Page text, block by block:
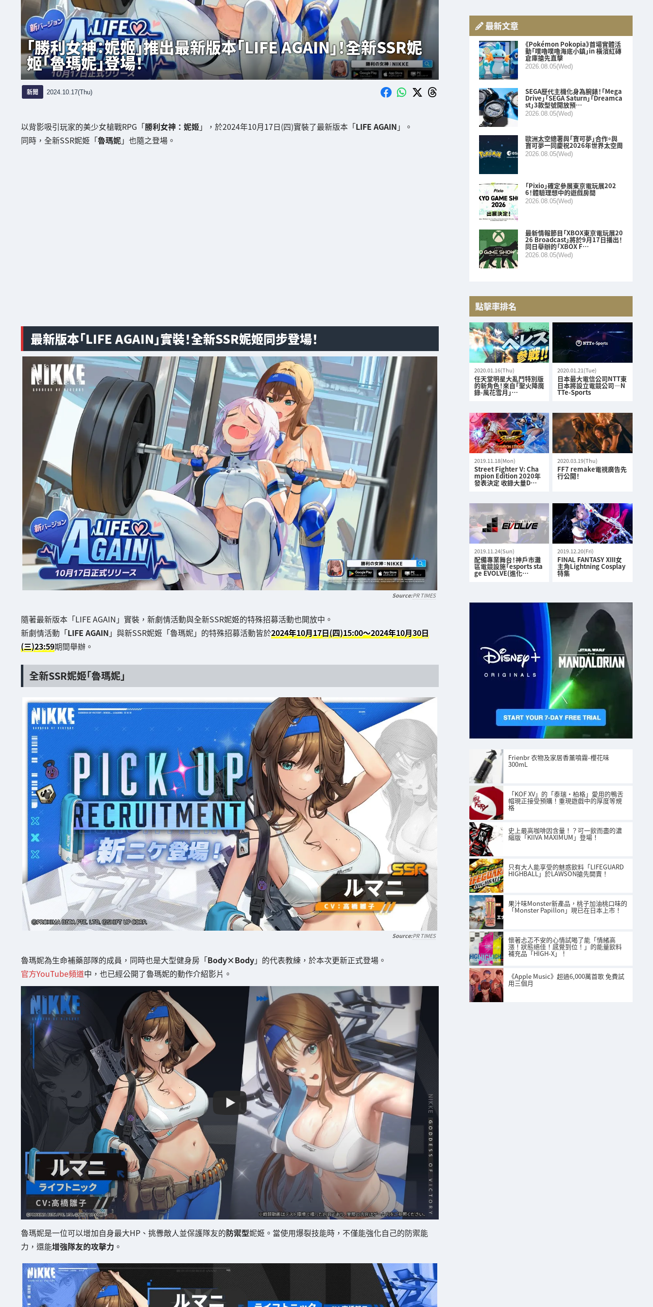
「勝利女神：妮姬」推出最新版本「LIFE AGAIN」！全新SSR妮
姬「魯瑪妮」登場！
新聞 2024.10.17(Thu)
以背影吸引玩家的美少女槍戰RPG「勝利女神：妮姬」，於2024年10月17日(四)實裝了最新版本「LIFE AGAIN 」。
同時，全新SSR妮姬「魯瑪妮」也隨之登場。
最新版本「LIFE AGAIN」實裝！全新SSR妮姬同步登場！
PR TIMES
隨著最新版本「LIFE AGAIN」實裝，新劇情活動與全新SSR妮姬的特殊招募活動也開放中。
新劇情活動「LIFE AGAIN 」與新SSR妮姬「魯瑪妮」的特殊招募活動皆於2024年10月17日(四)15:00～2024年10月30日
(三)23:59期間舉辦。
全新SSR妮姬「魯瑪妮」
PR TIMES
魯瑪妮為生命補藥部隊的成員，同時也是大型健身房「Body×Body」的代表教練，於本次更新正式登場。
官方YouTube頻道中，也已經公開了魯瑪妮的動作介紹影片。
魯瑪妮是一位可以增加自身最大HP、挑釁敵人並保護隊友的防禦型妮姬。當使用爆裂技能時，不僅能強化自己的防禦能
力，還能增強隊友的攻擊力 。
最新文章
《Pokémon Pokopia》首場實體活
動「噗嚕噗嚕海底小鎮」in 橫濱紅磚
倉庫搶先直擊
2026.08.05(Wed)
SEGA歷代主機化身為腕錶！「Mega
Drive」「SEGA Saturn」「Dreamca
st」3款型號開放預…
2026.08.05(Wed)
歐洲太空總署與「寶可夢」合作。與
寶可夢一同慶祝2026年世界太空周
2026.08.05(Wed)
「Pixio」確定參展東京電玩展202
6！體驗理想中的遊戲房間
2026.08.05(Wed)
最新情報節目「XBOX東京電玩展20
26 Broadcast」將於9月17日播出！
同日舉辦的「XBOX F…
2026.08.05(Wed)
點擊率排名
2020.01.16(Thu)
任天堂明星大亂鬥特別版
的新角色！來自「聖火降魔
錄-風花雪月」…
2020.01.21(Tue)
日本最大電信公司NTT東
日本將設立電競公司—N
TTe-Sports
2019.11.18(Mon)
Street Fighter V: Cha
mpion Edition 2020年
發表決定 收錄大量D…
2020.03.19(Thu)
FF7 remake電視廣告先
行公開！
2019.11.24(Sun)
配備專業舞台！神戶市灘
區電競設施「esports sta
ge EVOLVE(進化…
2019.12.20(Fri)
FINAL FANTASY XIII女
主角Lightning Cosplay
特集
Frienbr 衣物及家居香薰噴霧-櫻花味
300mL
「KOF XV」的「泰瑞·柏格」愛用的鴨舌
帽現正接受預購！重現遊戲中的厚度等規
格
史上最高咖啡因含量！？可一飲而盡的濃
縮版「KIIVA MAXIMUM」登場！
只有大人能享受的魅惑飲料「LIFEGUARD
HIGHBALL」於LAWSON搶先開賣！
果汁味Monster新產品，桃子加油桃口味的
「Monster Papillon」現已在日本上市！
懷著忐忑不安的心情試喝了能「情緒高
漲！狀態絕佳！感覺到位！」的能量飲料
補充品「HIGH-X」！
《Apple Music》超過6,000萬首歌 免費試
用三個月